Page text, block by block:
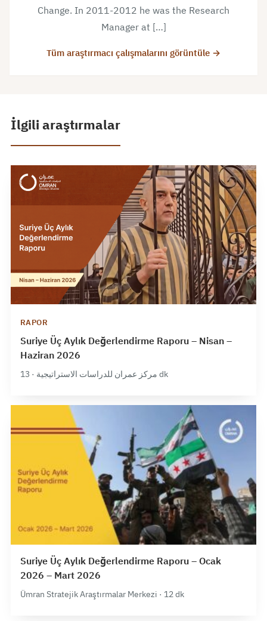
Change. In 2011-2012 he was the Research
Manager at […]
Tüm araştırmacı çalışmalarını görüntüle →
İlgili araştırmalar
RAPOR
Suriye Üç Aylık Değerlendirme Raporu – Nisan –
Haziran 2026
مركز عمران للدراسات الاستراتيجية · 13 dk
Suriye Üç Aylık Değerlendirme Raporu – Ocak
2026 – Mart 2026
Ümran Stratejik Araştırmalar Merkezi · 12 dk